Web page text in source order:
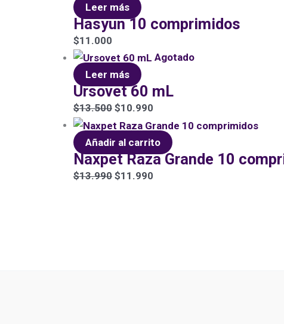
Leer más
Hasyun 10 comprimidos
$11.000
Agotado
Leer más
Ursovet 60 mL
$13.500 $10.990
Añadir al carrito
Naxpet Raza Grande 10
$13.990 $11.990